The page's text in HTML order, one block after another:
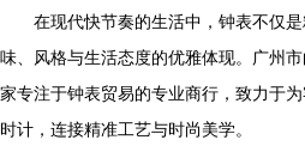
在现代快节奏的生活中，钟表不仅
味、风格与生活态度的优雅体现。广州
家专注于钟表贸易的专业商行，致力于
时计，连接精准工艺与时尚美学。